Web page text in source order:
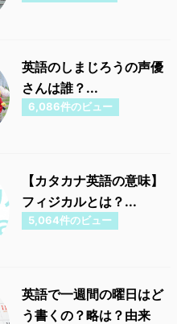
英語のしまじろうの声優
さんは誰？...
6,086件のビュー
【カタカナ英語の意味】
フィジカルとは？...
5,064件のビュー
英語で一週間の曜日はど
う書くの？略は？由来